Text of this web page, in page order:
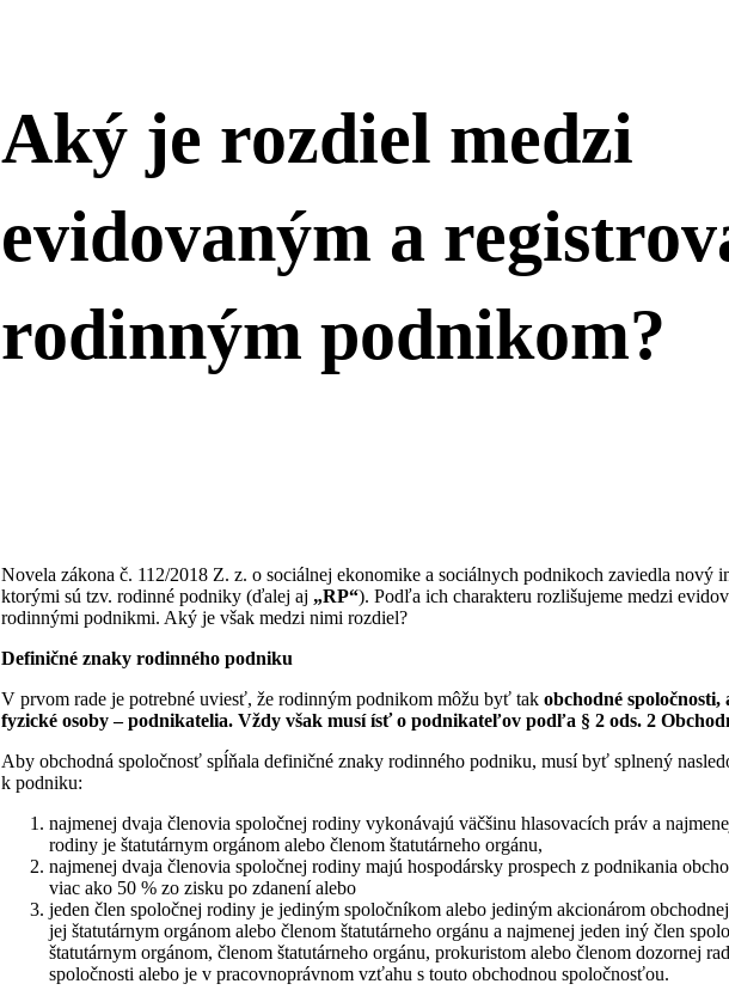
Aký je rozdiel medzi
evidovaným a
rodinným podnikom?
Novela zákona č. 112/2018 Z. z. o sociálnej ekonomike a sociálnych podnikoch zaviedla nový
ktorými sú tzv. rodinné podniky (ďalej aj „RP“). Podľa ich charakteru rozlišujeme medzi
rodinnými podnikmi. Aký je však medzi nimi rozdiel?
Definičné znaky rodinného podniku
V prvom rade je potrebné uviesť, že rodinným podnikom môžu byť tak obchodné
fyzické osoby – podnikatelia. Vždy však musí ísť o podnikateľov podľa § 2 ods. 2
Aby obchodná spoločnosť spĺňala definičné znaky rodinného podniku, musí byť splnený
k podniku:
najmenej dvaja členovia spoločnej rodiny vykonávajú väčšinu hlasovacích práv a
rodiny je štatutárnym orgánom alebo členom štatutárneho orgánu,
najmenej dvaja členovia spoločnej rodiny majú hospodársky prospech z podnikania
viac ako 50 % zo zisku po zdanení alebo
jeden člen spoločnej rodiny je jediným spoločníkom alebo jediným akcionárom
jej štatutárnym orgánom alebo členom štatutárneho orgánu a najmenej jeden iný člen
štatutárnym orgánom, členom štatutárneho orgánu, prokuristom alebo členom dozornej
spoločnosti alebo je v pracovnoprávnom vzťahu s touto obchodnou spoločnosťou.